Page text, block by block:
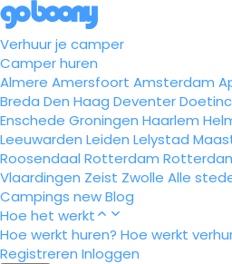
Verhuur je camper
Camper huren
Almere Amersfoort Amsterdam
Breda Den Haag Deventer
Enschede Groningen Haarlem
Leeuwarden Leiden Lelystad
Roosendaal Rotterdam
Vlaardingen Zeist Zwolle Alle
Campings newBlog
Hoe het werkt
Hoe werkt huren? Hoe werkt
Registreren Inloggen